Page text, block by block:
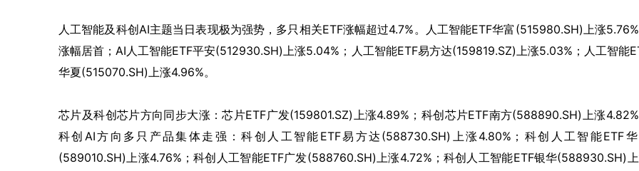
人工智能及科创AI主题当日表现极为强势，多只相关ETF涨幅超过4.7%。人工智能ETF华富(515980.SH)上涨5.76%
涨幅居首；AI人工智能ETF平安(512930.SH)上涨5.04%；人工智能ETF易方达(159819.SZ)上涨5.03%；人工智能
华夏(515070.SH)上涨4.96%。
芯片及科创芯片方向同步大涨：芯片ETF广发(159801.SZ)上涨4.89%；科创芯片ETF南方(588890.SH)上涨4.82%
科创AI方向多只产品集体走强：科创人工智能ETF易方达(588730.SH)上涨4.80%；科创人工智能ETF
(589010.SH)上涨4.76%；科创人工智能ETF广发(588760.SH)上涨4.72%；科创人工智能ETF银华(588930.SH)